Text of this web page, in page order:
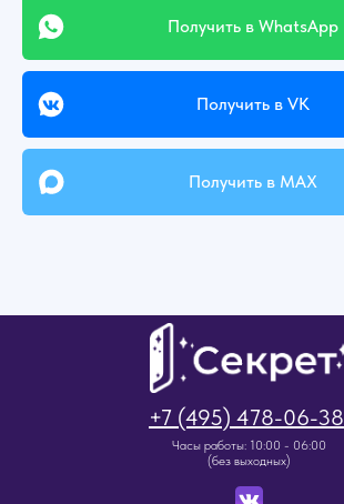
Получить в WhatsApp
Получить в VK
Получить в MAX
Часы работы: 10:00 - 06:00
(без выходных)
+7 (495) 478-06-38